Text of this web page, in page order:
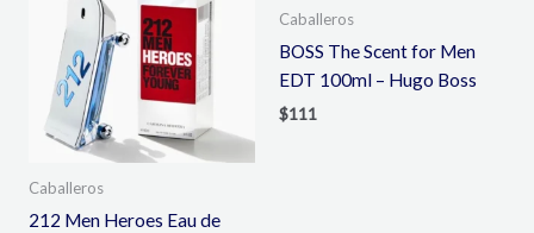
Caballeros
212 Men Heroes Eau de
Caballeros
BOSS The Scent for Men
EDT 100ml – Hugo Boss
$111